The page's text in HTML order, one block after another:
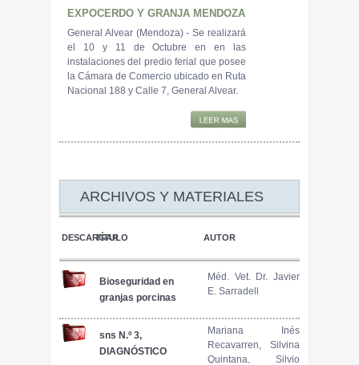
EXPOCERDO Y GRANJA MENDOZA
General Alvear (Mendoza) - Se realizará
el 10 y 11 de Octubre en en las
instalaciones del predio ferial que posee
la Cámara de Comercio ubicado en Ruta
Nacional 188 y Calle 7, General Alvear.
ARCHIVOS Y MATERIALES
DESCARGAR
TÍTULO AUTOR
Bioseguridad en
granjas porcinas
Méd. Vet. Dr. Javier
E. Sarradell
sns N.º 3,
DIAGNÓSTICO
Mariana Inés
Recavarren, Silvina
Quintana, Silvio